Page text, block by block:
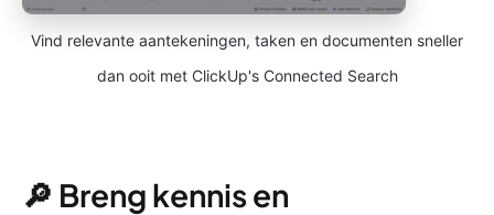
Vind relevante aantekeningen, taken en documenten sneller
dan ooit met ClickUp's Connected Search
🔎 Breng kennis en